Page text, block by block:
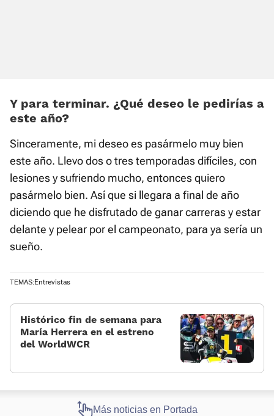
Y para terminar. ¿Qué deseo le pedirías a
este año?
Sinceramente, mi deseo es pasármelo muy bien
este año. Llevo dos o tres temporadas difíciles, con
lesiones y sufriendo mucho, entonces quiero
pasármelo bien. Así que si llegara a final de año
diciendo que he disfrutado de ganar carreras y estar
delante y pelear por el campeonato, para ya sería un
sueño.
TEMAS: Entrevistas
Histórico fin de semana para
María Herrera en el estreno
del WorldWCR
Más noticias en Portada